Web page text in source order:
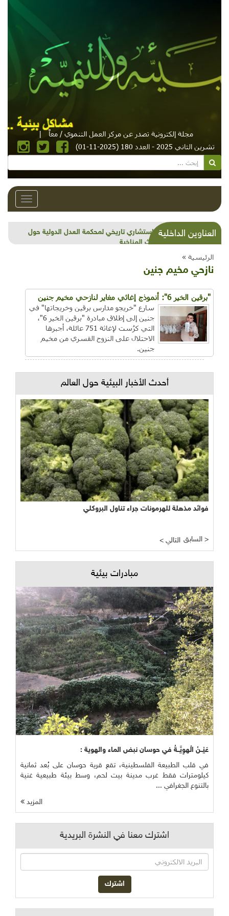
مجلة إلكترونية تصدر عن مركز العمل التنموي / معاً
|
تشرين الثاني 2025 - العدد 180 (2025-11-01)
Toggle
العناوين الداخليةشذرات بيئية وتنموية...بنية تحتية وحلويات قبيحة
وحاكورة ونوبل وزيتون و"سيباط"
الرئيسية »
نازحي مخيم جنين
"برقين الخير 6": أنموذج إغاثي مغاير لنازحي مخيم جنين
سارع "خريجو مدارس برقين وخريجاتها" في
جنين إلى إطلاق مبادرة "برقين الخير 6"،
التي كرُست لإغاثة 751 عائلة، أجبرها
الاحتلال على النزوح القسري من مخيم
جنين.
أحدث الأخبار البيئية حول العالم
فوائد مذهلة للهرمونات جراء تناول البروكلي
< التالي السابق >
مبادرات بيئية
عَيْــنُ الْهوِيَّــةُ في حوسان نبض الماء والهوية :
في قلب الطبيعة الفلسطينية، تقع قرية حوسان على بُعد ثمانية
كيلومترات فقط غرب مدينة بيت لحم، وسط بيئة طبيعية غنية
بالتنوع الجغرافي ...
المزيد
اشترك معنا في النشرة البريدية